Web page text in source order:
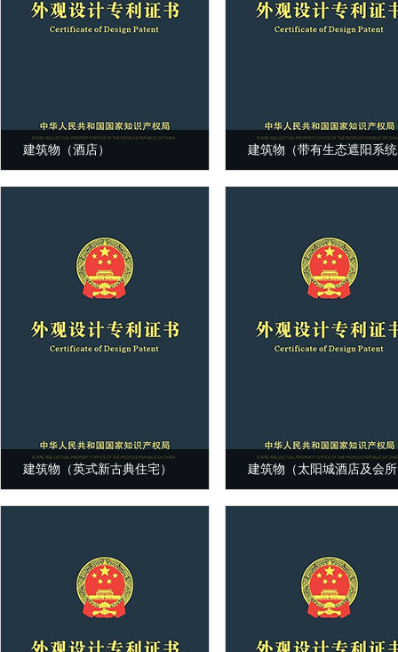
建筑物（酒店） 建筑物（带有生态遮阳系
学楼）
建筑物（英式新古典住宅） 建筑物（太阳城酒店及会